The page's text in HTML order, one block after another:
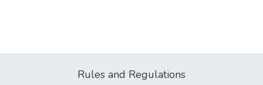
Rules and Regulations